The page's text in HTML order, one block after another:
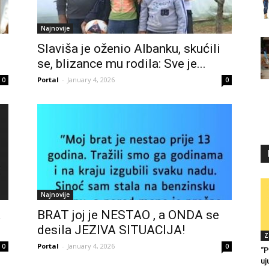
0
Najnovije
Slaviša je oženio Albanku, skućili
se, blizance mu rodila: Sve je...
Portal - January 4, 2026 0
0
Najnovije
BRAT joj je NESTAO , a ONDA se
desila JEZIVA SITUACIJA!
Portal - January 4, 2026 0